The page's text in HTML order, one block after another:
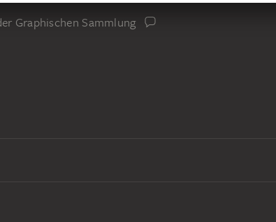
Graphischen Sammlung